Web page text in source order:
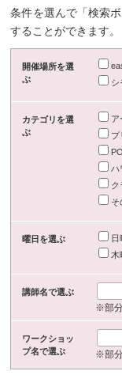
条件を選んで「検索
することができます。
開催場所を選
ぶ
シ
カテゴリを選
ぶ
ア
プ
ハ
ク
そ
曜日を選ぶ 日
木
講師名で選ぶ
※部
ワークショッ
プ名で選ぶ
※部